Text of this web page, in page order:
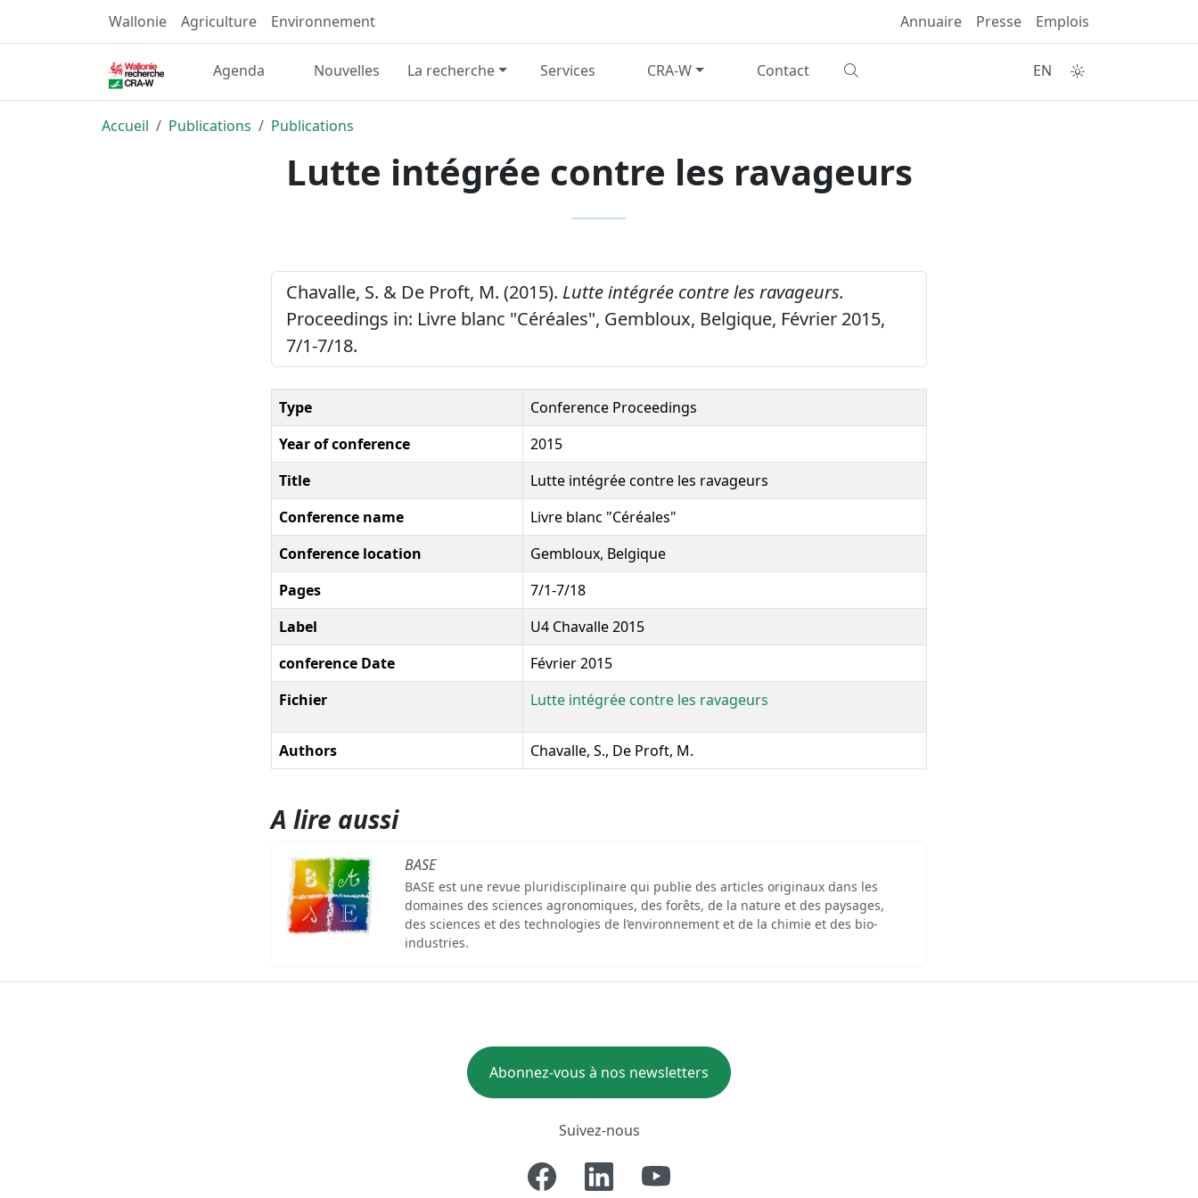
Wallonie Agriculture Environnement Annuaire Presse Emplois
Agenda Nouvelles La recherche Services CRA-W Contact EN
Accueil Publications Publications
Lutte intégrée contre les ravageurs
Chavalle, S. & De Proft, M. (2015). Lutte intégrée contre les ravageurs.
Proceedings in: Livre blanc "Céréales", Gembloux, Belgique, Février 2015,
7/1-7/18.
Type
Conference Proceedings
Year of conference
2015
Title
Lutte intégrée contre les ravageurs
Conference name
Livre blanc "Céréales"
Conference location
Gembloux, Belgique
Pages
7/1-7/18
Label
U4 Chavalle 2015
conference Date
Février 2015
Fichier
Lutte intégrée contre les ravageurs
Authors Chavalle, S., De Proft, M.
A lire aussi
BASE
BASE est une revue pluridisciplinaire qui publie des articles originaux dans les
domaines des sciences agronomiques, des forêts, de la nature et des paysages,
des sciences et des technologies de l’environnement et de la chimie et des bio-
industries.
Abonnez-vous à nos newsletters
Suivez-nous